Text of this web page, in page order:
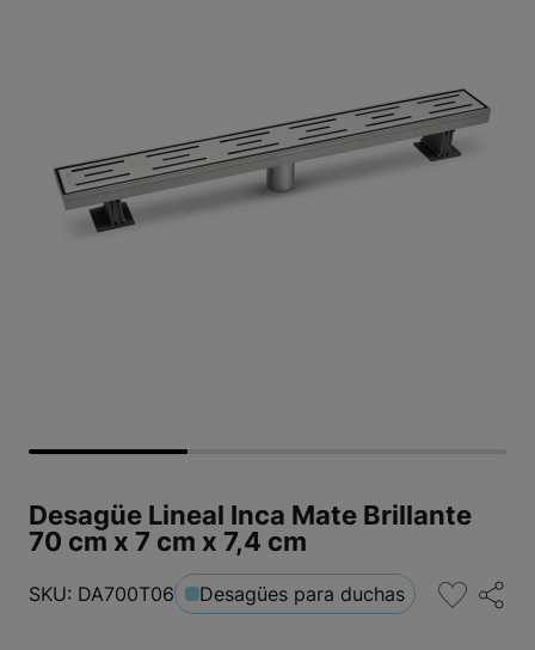
Desagüe Lineal Inca Mate Brillante
70 cm x 7 cm x 7,4 cm
SKU: DA700T06 Desagües para duchas